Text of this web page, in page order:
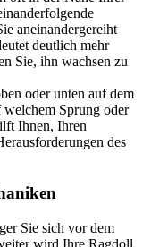
aneinandergereiht
deutlich mehr
Sie, ihn wachsen zu
oder unten auf dem
Sprung oder
Ihnen, Ihren
des
Sie sich vor dem
wird Ihre Ragdoll